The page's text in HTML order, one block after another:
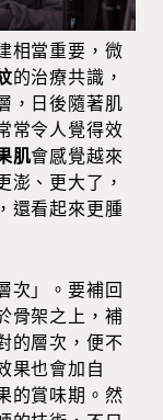
相當重要，微
的治療共識，
，日後隨著肌
常令人覺得效
肌會感覺越來
澎、更大了，
還看起來更腫
次」。要補回
骨架之上，補
的層次，便不
果也會加自
的賞味期。然